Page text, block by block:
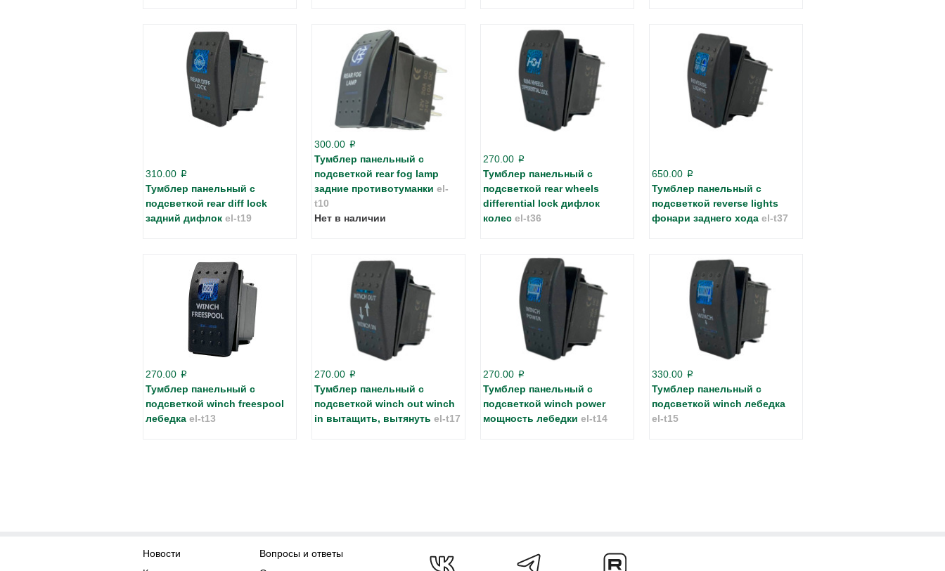
310.00 p
Тумблер панельный с
подсветкой rear diff lock
задний дифлок el-t19
300.00 p
Тумблер панельный с
подсветкой rear fog lamp
задние противотуманки el-
t10
Нет в наличии
270.00 p
Тумблер панельный с
подсветкой rear wheels
differential lock дифлок
колес el-t36
650.00 p
Тумблер панельный с
подсветкой reverse lights
фонари заднего хода el-t37
270.00 p
Тумблер панельный с
подсветкой winch freespool
лебедка el-t13
270.00 p
Тумблер панельный с
подсветкой winch out winch
in вытащить, вытянуть el-t17
270.00 p
Тумблер панельный с
подсветкой winch power
мощность лебедки el-t14
330.00 p
Тумблер панельный с
подсветкой winch лебедка
el-t15
Новости
Вопросы и ответы